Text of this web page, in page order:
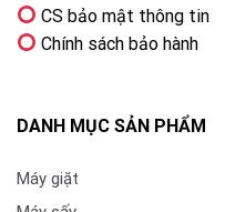
Khối lượng có chân
39.7 kg
Ngang 167 cm –
Khối lượng không chân
34.1 kg
CS bảo mật thông tin
Chính sách bảo hành
DANH MỤC SẢN PHẨM
Máy giặt